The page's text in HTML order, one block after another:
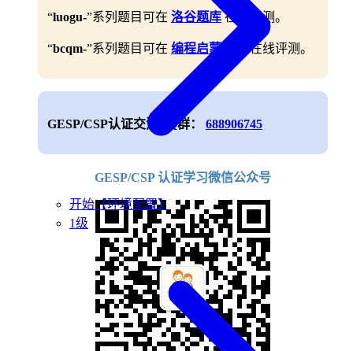
开始【环境配置】
1级
“luogu-”系列题目可在 洛谷题库在线评测。
“bcqm-”系列题目可在 编程启蒙题库 在线评测。
GESP/CSP认证交流QQ群： 688906745
GESP/CSP 认证学习微信公众号